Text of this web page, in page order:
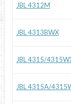
JBL 4312M
JBL 4313BWX
JBL 4315/
JBL 4315A/